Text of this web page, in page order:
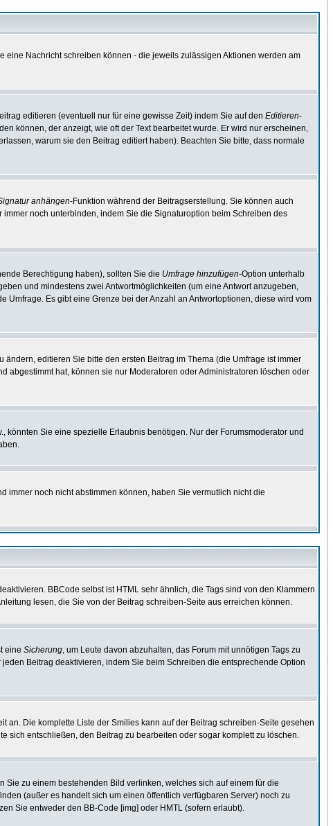
eine Nachricht schreiben können - die jeweils zulässigen Aktionen werden am
editieren (eventuell nur für eine gewisse Zeit) indem Sie auf den Editieren-
können, der anzeigt, wie oft der Text bearbeitet wurde. Er wird nur erscheinen,
warum sie den Beitrag editiert haben). Beachten Sie bitte, dass normale
anhängen-Funktion während der Beitragserstellung. Sie können auch
noch unterbinden, indem Sie die Signaturoption beim Schreiben des
Berechtigung haben), sollten Sie die Umfrage hinzufügen-Option unterhalb
und mindestens zwei Antwortmöglichkeiten (um eine Antwort anzugeben,
Es gibt eine Grenze bei der Anzahl an Antwortoptionen, diese wird vom
editieren Sie bitte den ersten Beitrag im Thema (die Umfrage ist immer
abgestimmt hat, können sie nur Moderatoren oder Administratoren löschen oder
Sie eine spezielle Erlaubnis benötigen. Nur der Forumsmoderator und
immer noch nicht abstimmen können, haben Sie vermutlich nicht die
BBCode selbst ist HTML sehr ähnlich, die Tags sind von den Klammern
lesen, die Sie von der Beitrag schreiben-Seite aus erreichen können.
eine Sicherung, um Leute davon abzuhalten, das Forum mit unnötigen Tags zu
Beitrag deaktivieren, indem Sie beim Schreiben die entsprechende Option
an. Die komplette Liste der Smilies kann auf der Beitrag schreiben-Seite gesehen
sich entschließen, den Beitrag zu bearbeiten oder sogar komplett zu löschen.
zu einem bestehenden Bild verlinken, welches sich auf einem für die
(außer es handelt sich um einen öffentlich verfügbaren Server) noch zu
Sie entweder den BB-Code [img] oder HMTL (sofern erlaubt).